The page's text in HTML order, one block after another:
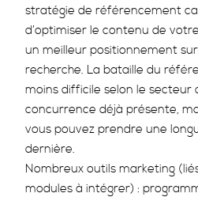
stratégie de référencement
d’optimiser le contenu de
un meilleur positionnement
recherche. La bataille du
moins difficile selon le secteur
concurrence déjà présente,
vous pouvez prendre une
dernière.
Nombreux outils marketing
modules à intégrer) :